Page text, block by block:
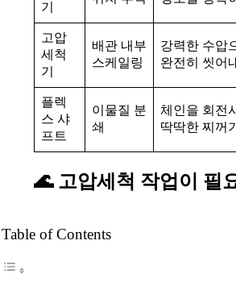
기
고압
세척
기
배관 내부
스케일링
강력한 수압
완전히 씻어
플렉
스 샤
프트
이물질 분
쇄
체인을 회전
딱딱한 찌꺼
🌊 고압세척 작업이 필
Table of Contents